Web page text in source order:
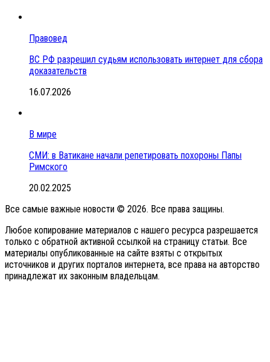
Правовед
ВС РФ разрешил судьям использовать интернет для сбора
доказательств
16.07.2026
В мире
СМИ: в Ватикане начали репетировать похороны Папы
Римского
20.02.2025
Все самые важные новости © 2026. Все права защины.
Любое копирование материалов с нашего ресурса разрешается
только с обратной активной ссылкой на страницу статьи. Все
материалы опубликованные на сайте взяты с открытых
источников и других порталов интернета, все права на авторство
принадлежат их законным владельцам.